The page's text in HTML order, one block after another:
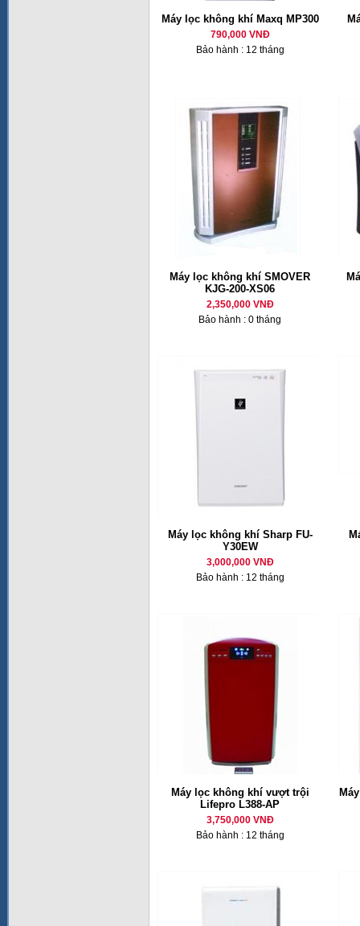
Máy lọc không khí Maxq MP300
790,000 VNĐ
Bảo hành : 12 tháng
Máy lọc không khí SMOVER
KJG-200-XS06
2,350,000 VNĐ
Bảo hành : 0 tháng
Máy lọc không khí Sharp FU-
Y30EW
3,000,000 VNĐ
Bảo hành : 12 tháng
Máy lọc không khí vượt trội
Lifepro L388-AP
3,750,000 VNĐ
Bảo hành : 12 tháng